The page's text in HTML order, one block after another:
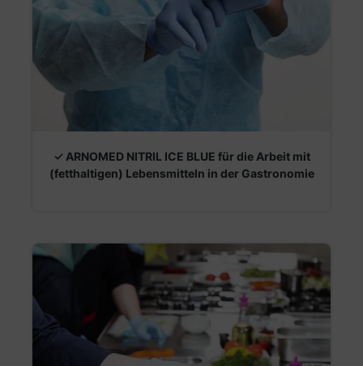
✓ ARNOMED NITRIL ICE BLUE für die Arbeit mit
(fetthaltigen) Lebensmitteln in der Gastronomie